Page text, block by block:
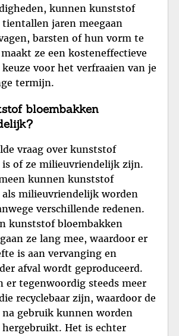
kunnen kunststof
jaren meegaan
barsten of hun vorm te
ze een kosteneffectieve
voor het verfraaien van je
termijn.
bloembakken
vraag over kunststof
is of ze milieuvriendelijk zijn.
kunnen kunststof
milieuvriendelijk worden
verschillende redenen.
kunststof bloembakken
ze lang mee, waardoor er
is aan vervanging en
afval wordt geproduceerd.
er tegenwoordig steeds meer
recyclebaar zijn, waardoor de
gebruik kunnen worden
hergebruikt. Het is echter